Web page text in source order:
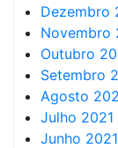
Dezembro
Novembro
Outubro
Setembro
Agosto
Julho 2021
Junho 2021